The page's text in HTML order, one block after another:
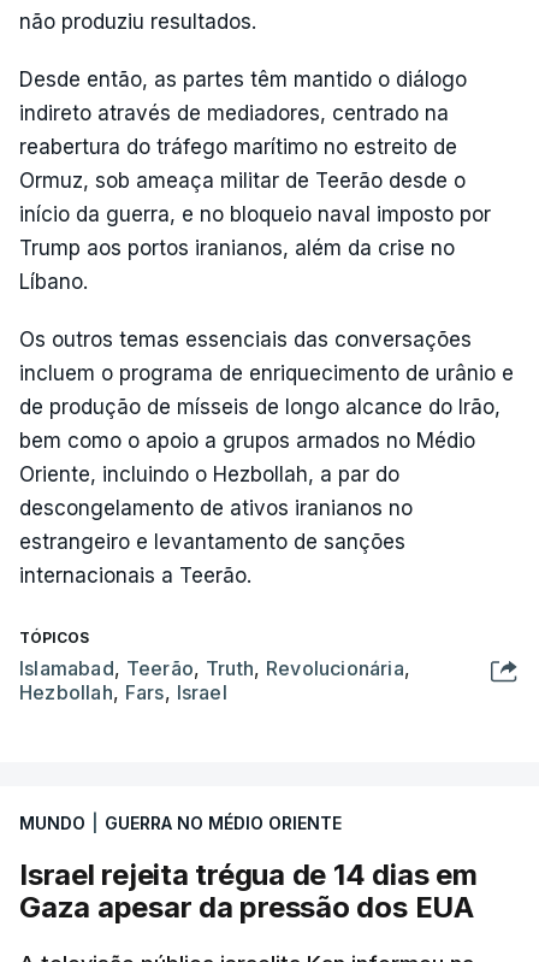
não produziu resultados.
Desde então, as partes têm mantido o diálogo
indireto através de mediadores, centrado na
reabertura do tráfego marítimo no estreito de
Ormuz, sob ameaça militar de Teerão desde o
início da guerra, e no bloqueio naval imposto por
Trump aos portos iranianos, além da crise no
Líbano.
Os outros temas essenciais das conversações
incluem o programa de enriquecimento de urânio e
de produção de mísseis de longo alcance do Irão,
bem como o apoio a grupos armados no Médio
Oriente, incluindo o Hezbollah, a par do
descongelamento de ativos iranianos no
estrangeiro e levantamento de sanções
internacionais a Teerão.
TÓPICOS
Islamabad, Teerão, Truth, Revolucionária,
Hezbollah, Fars, Israel
MUNDO GUERRA NO MÉDIO ORIENTE
Israel rejeita trégua de 14 dias em
Gaza apesar da pressão dos EUA